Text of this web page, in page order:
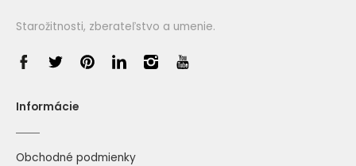
Starožitnosti, zberateľstvo a umenie.
Informácie
Obchodné podmienky